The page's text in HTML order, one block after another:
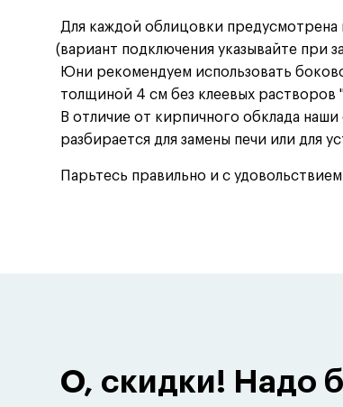
Для каждой облицовки
(вариант подключения указывайте при
Юни рекомендуем использовать
толщиной 4 см без клеевых растворов
В отличие от кирпичного обклада
разбирается для замены печи или для
Парьтесь правильно и с
О, скидки! Надо